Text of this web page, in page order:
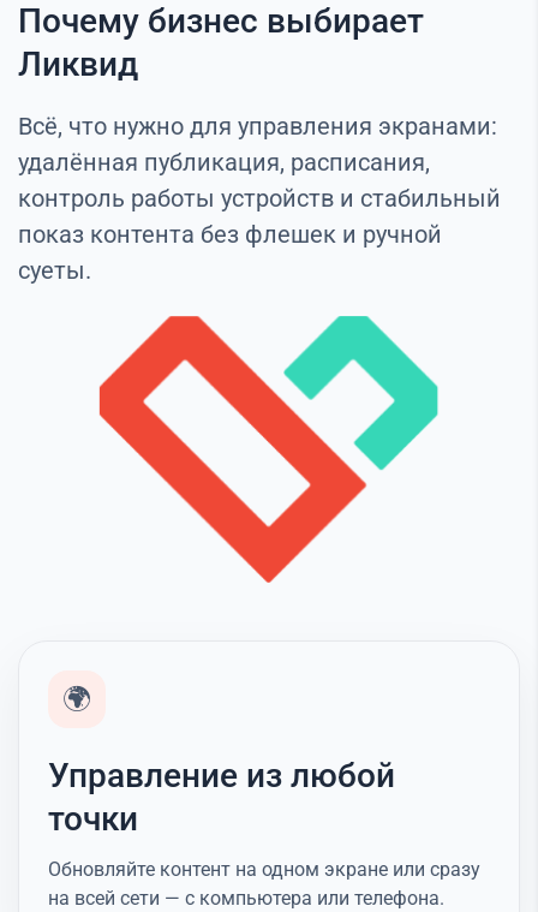
Почему бизнес выбирает
Ликвид
Всё, что нужно для управления экранами:
удалённая публикация, расписания,
контроль работы устройств и стабильный
показ контента без флешек и ручной
суеты.
🌍
Управление из любой
точки
Обновляйте контент на одном экране или сразу
на всей сети — с компьютера или телефона.